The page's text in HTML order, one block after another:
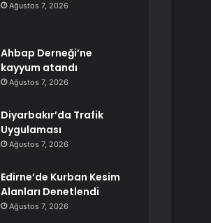
Ağustos 7, 2026
Ahbap Derneği’ne
kayyum atandı
Ağustos 7, 2026
Diyarbakır’da Trafik
Uygulaması
Ağustos 7, 2026
Edirne’de Kurban Kesim
Alanları Denetlendi
Ağustos 7, 2026